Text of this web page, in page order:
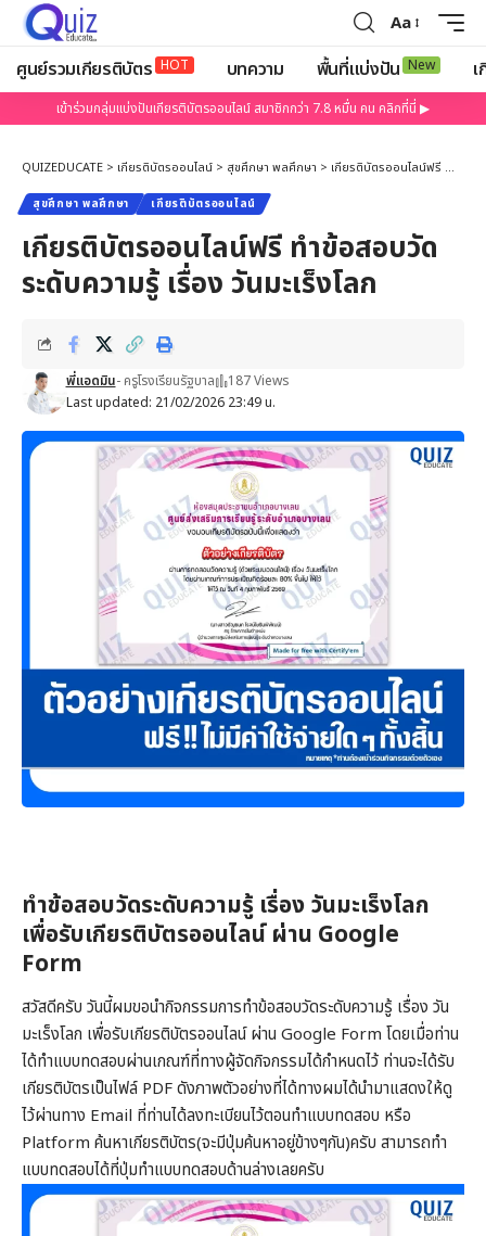
Aa
ศูนย์รวมเกียรติบัตร HOT บทความ พื้นที่แบ่งปัน New
เข้าร่วมกลุ่มแบ่งปันเกียรติบัตรออนไลน์ สมาชิกกว่า 7.8 หมื่น คน คลิกที่นี่ ▶
QUIZEDUCATE > เกียรติบัตรออนไลน์ > สุขศึกษา พลศึกษา > เกียรติบัตรออนไลน์ฟรี ทำข้อสอบวัดระดับความรู้ เรื่อง วันมะเร็งโลก
สุขศึกษา พลศึกษา เกียรติบัตรออนไลน์
เกียรติบัตรออนไลน์ฟรี ทำข้อสอบวัด
ระดับความรู้ เรื่อง วันมะเร็งโลก
Last updated: 21/02/2026 23:49 น.
พี่แอดมิน- ครูโรงเรียนรัฐบาล 187 Views
ทำข้อสอบวัดระดับความรู้ เรื่อง วันมะเร็งโลก
เพื่อรับเกียรติบัตรออนไลน์ ผ่าน Google
Form
สวัสดีครับ วันนี้ผมขอนำกิจกรรมการทำข้อสอบวัดระดับความรู้ เรื่อง วัน
มะเร็งโลก เพื่อรับเกียรติบัตรออนไลน์ ผ่าน Google Form โดยเมื่อท่าน
ได้ทำแบบทดสอบผ่านเกณฑ์ที่ทางผู้จัดกิจกรรมได้กำหนดไว้ ท่านจะได้รับ
เกียรติบัตรเป็นไฟล์ PDF ดังภาพตัวอย่างที่ได้ทางผมได้นำมาแสดงให้ดู
ไว้ผ่านทาง Email ที่ท่านได้ลงทะเบียนไว้ตอนทำแบบทดสอบ หรือ
Platform ค้นหาเกียรติบัตร(จะมีปุ่มค้นหาอยู่ข้างๆกัน)ครับ สามารถทำ
แบบทดสอบได้ที่ปุ่มทำแบบทดสอบด้านล่างเลยครับ